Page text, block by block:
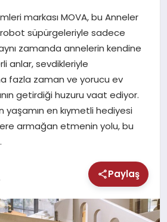
markası MOVA, bu Anneler
robot süpürgeleriyle sadece
zamanda annelerin kendine
anlar, sevdikleriyle
fazla zaman ve yorucu ev
getirdiği huzuru vaat ediyor.
yaşamın en kıymetli hediyesi
armağan etmenin yolu, bu
Paylaş